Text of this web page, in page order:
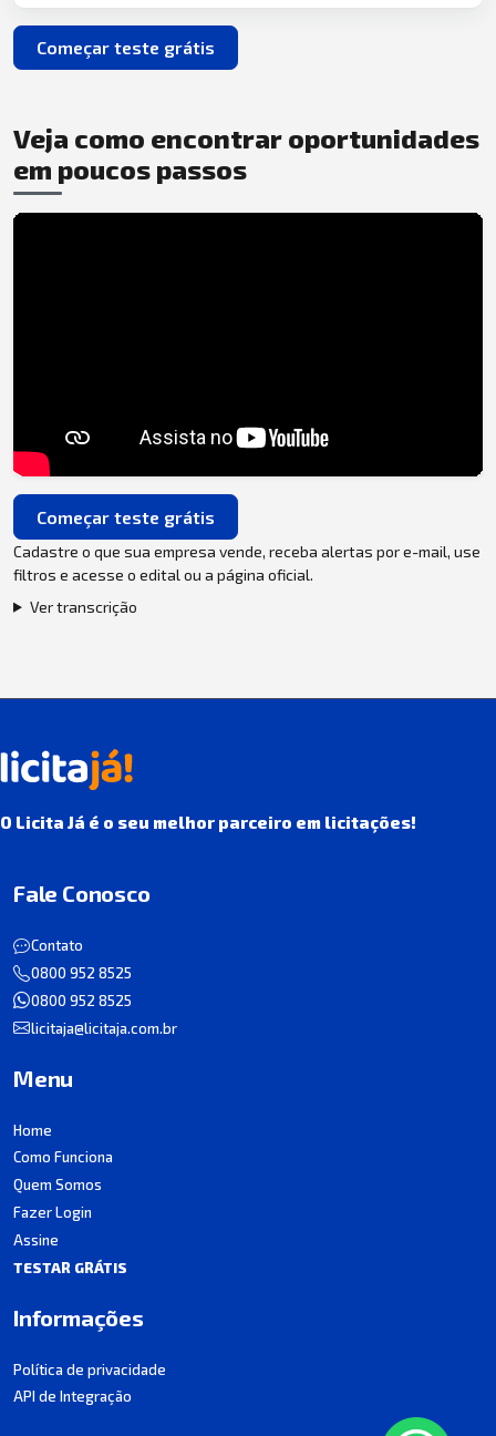
Começar teste grátis
Veja como encontrar oportunidades
em poucos passos
Começar teste grátis
Cadastre o que sua empresa vende, receba alertas por e-mail, use
filtros e acesse o edital ou a página oficial.
Ver transcrição
O Licita Já é o seu melhor parceiro em licitações!
Fale Conosco
Contato
0800 952 8525
0800 952 8525
licitaja@licitaja.com.br
Menu
Home
Como Funciona
Quem Somos
Fazer Login
Assine
TESTAR GRÁTIS
Informações
Política de privacidade
API de Integração